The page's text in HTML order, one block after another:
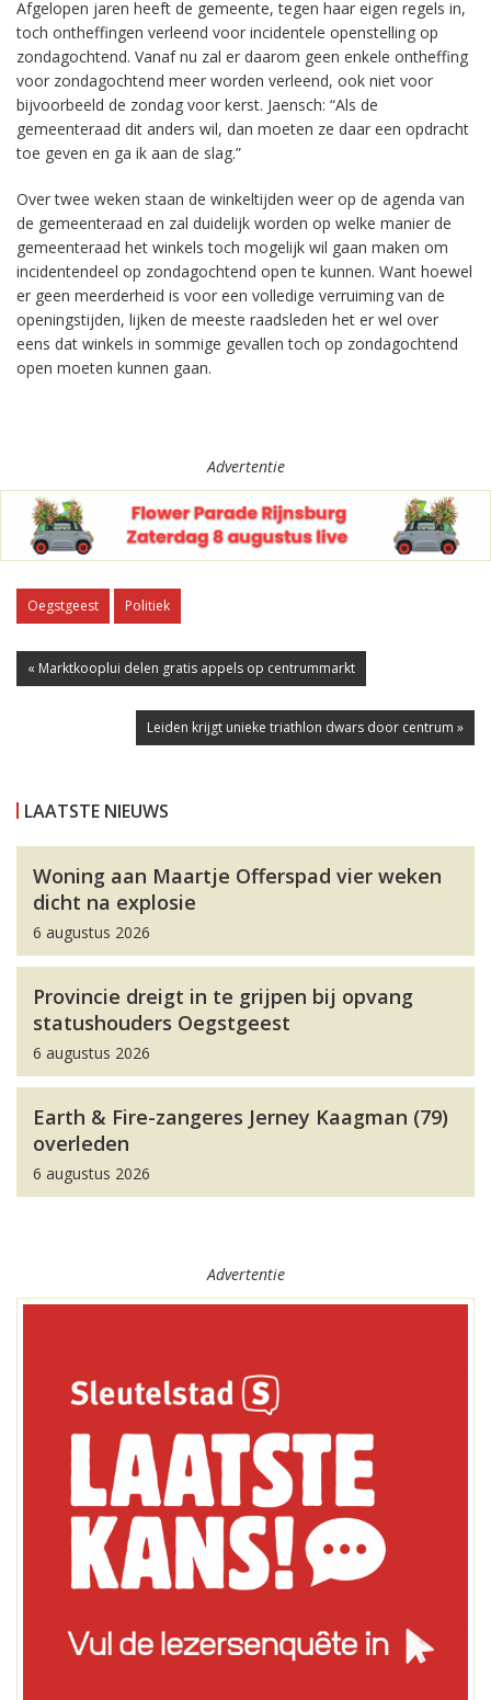
Afgelopen jaren heeft de gemeente, tegen haar eigen regels in,
toch ontheffingen verleend voor incidentele openstelling op
zondagochtend. Vanaf nu zal er daarom geen enkele ontheffing
voor zondagochtend meer worden verleend, ook niet voor
bijvoorbeeld de zondag voor kerst. Jaensch: “Als de
gemeenteraad dit anders wil, dan moeten ze daar een opdracht
toe geven en ga ik aan de slag.”
Over twee weken staan de winkeltijden weer op de agenda van
de gemeenteraad en zal duidelijk worden op welke manier de
gemeenteraad het winkels toch mogelijk wil gaan maken om
incidentendeel op zondagochtend open te kunnen. Want hoewel
er geen meerderheid is voor een volledige verruiming van de
openingstijden, lijken de meeste raadsleden het er wel over
eens dat winkels in sommige gevallen toch op zondagochtend
open moeten kunnen gaan.
Advertentie
Oegstgeest Politiek
« Marktkooplui delen gratis appels op centrummarkt
Leiden krijgt unieke triathlon dwars door centrum »
LAATSTE NIEUWS
Woning aan Maartje Offerspad vier weken
dicht na explosie
6 augustus 2026
Provincie dreigt in te grijpen bij opvang
statushouders Oegstgeest
6 augustus 2026
Earth & Fire-zangeres Jerney Kaagman (79)
overleden
6 augustus 2026
Advertentie